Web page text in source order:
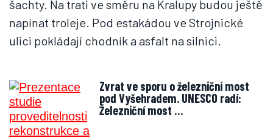
šachty. Na trati ve směru na Kralupy budou ještě
napínat troleje. Pod estakádou ve Strojnické
ulici pokládají chodník a asfalt na silnici.
Zvrat ve sporu o železniční most
pod Vyšehradem. UNESCO radí:
Železniční most …